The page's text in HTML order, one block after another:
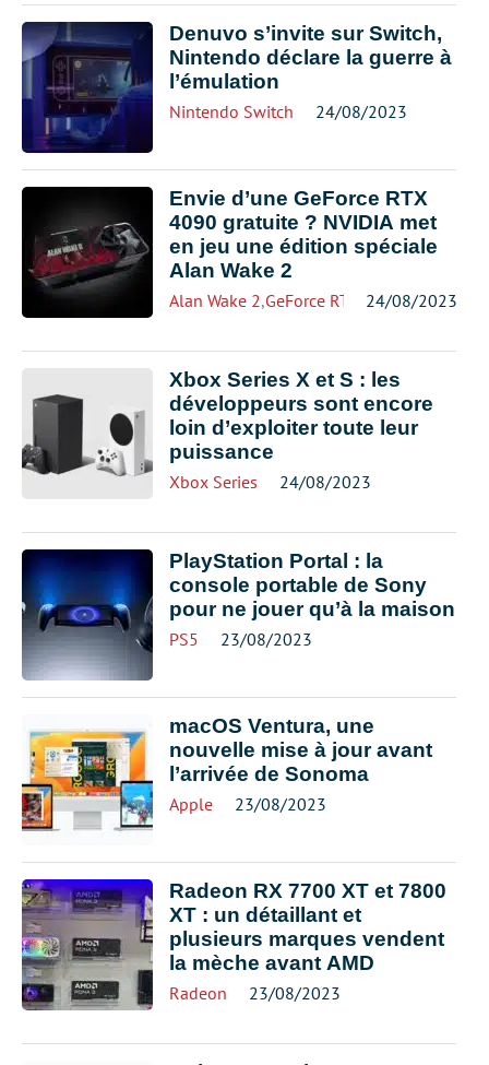
Denuvo s’invite sur Switch,
Nintendo déclare la guerre à
l’émulation
Nintendo Switch 24/08/2023
Envie d’une GeForce RTX
4090 gratuite ? NVIDIA met
en jeu une édition spéciale
Alan Wake 2
Alan Wake 2,GeForce RTX 400024/08/2023
Xbox Series X et S : les
développeurs sont encore
loin d’exploiter toute leur
puissance
Xbox Series 24/08/2023
PlayStation Portal : la
console portable de Sony
pour ne jouer qu’à la maison
PS5 23/08/2023
macOS Ventura, une
nouvelle mise à jour avant
l’arrivée de Sonoma
Apple 23/08/2023
Radeon RX 7700 XT et 7800
XT : un détaillant et
plusieurs marques vendent
la mèche avant AMD
Radeon 23/08/2023